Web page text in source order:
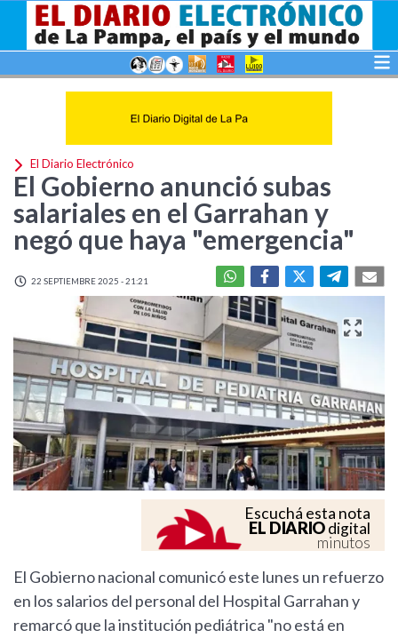
El Diario Electrónico
El Gobierno anunció subas
salariales en el Garrahan y
negó que haya "emergencia"
22 SEPTIEMBRE 2025 - 21:21
Escuchá esta nota
EL DIARIOdigital
minutos
El Gobierno nacional comunicó este lunes un refuerzo
en los salarios del personal del Hospital Garrahan y
remarcó que la institución pediátrica "no está en